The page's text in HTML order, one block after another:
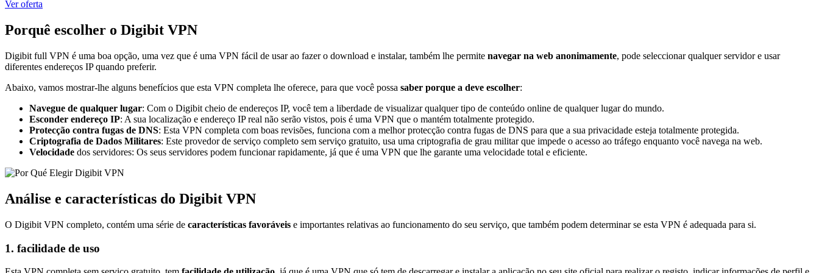
Ver oferta
Porquê escolher o Digibit VPN
Digibit full VPN é uma boa opção, uma vez que é uma VPN fácil de usar ao fazer o download e instalar, também lhe permite navegar na web anonimamente, pode seleccionar qualquer servidor e usar
diferentes endereços IP quando preferir.
Abaixo, vamos mostrar-lhe alguns benefícios que esta VPN completa lhe oferece, para que você possa saber porque a deve escolher:
Navegue de qualquer lugar: Com o Digibit cheio de endereços IP, você tem a liberdade de visualizar qualquer tipo de conteúdo online de qualquer lugar do mundo.
Esconder endereço IP: A sua localização e endereço IP real não serão vistos, pois é uma VPN que o mantém totalmente protegido.
Protecção contra fugas de DNS: Esta VPN completa com boas revisões, funciona com a melhor protecção contra fugas de DNS para que a sua privacidade esteja totalmente protegida.
Criptografia de Dados Militares: Este provedor de serviço completo sem serviço gratuito, usa uma criptografia de grau militar que impede o acesso ao tráfego enquanto você navega na web.
Velocidade dos servidores: Os seus servidores podem funcionar rapidamente, já que é uma VPN que lhe garante uma velocidade total e eficiente.
Análise e características do Digibit VPN
O Digibit VPN completo, contém uma série de características favoráveis e importantes relativas ao funcionamento do seu serviço, que também podem determinar se esta VPN é adequada para si.
1. facilidade de uso